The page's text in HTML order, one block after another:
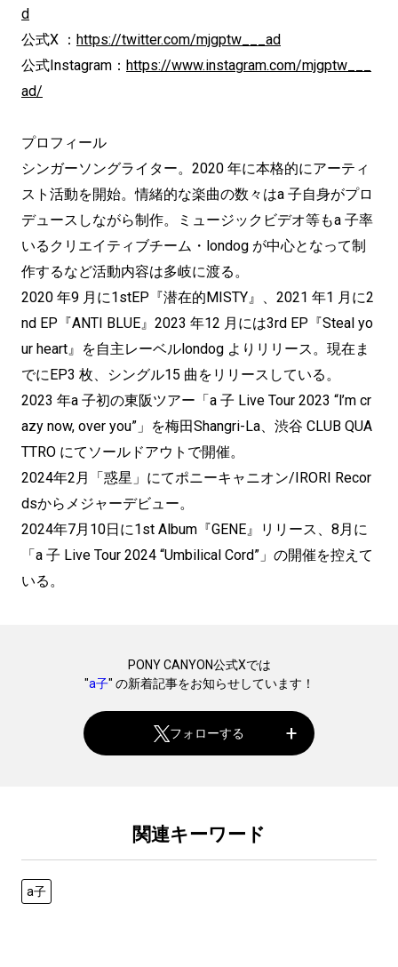
d
公式X ： https://twitter.com/mjgptw___ad
公式Instagram： https://www.instagram.com/mjgptw___
ad/
プロフィール
シンガーソングライター。2020 年に本格的にアーティ
スト活動を開始。情緒的な楽曲の数々はa 子自身がプロ
デュースしながら制作。ミュージックビデオ等もa 子率
いるクリエイティブチーム・londog が中心となって制
作するなど活動内容は多岐に渡る。
2020 年9 月に1stEP『潜在的MISTY』、2021 年1 月に2
nd EP『ANTI BLUE』2023 年12 月には3rd EP『Steal yo
ur heart』を自主レーベルlondog よりリリース。現在ま
でにEP3 枚、シングル15 曲をリリースしている。
2023 年a 子初の東阪ツアー「a 子 Live Tour 2023 “l’m cr
azy now, over you”」を梅田Shangri-La、渋谷 CLUB QUA
TTRO にてソールドアウトで開催。
2024年2月「惑星」にてポニーキャニオン/IRORI Recor
dsからメジャーデビュー。
2024年7月10日に1st Album『GENE』リリース、8月に
「a 子 Live Tour 2024 “Umbilical Cord”」の開催を控えて
いる。
PONY CANYON公式Xでは
"a子" の新着記事をお知らせしています！
フォローする
関連キーワード
a子